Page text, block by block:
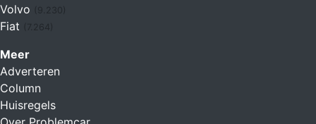
Volvo
Fiat (7.264)
Meer
Adverteren
Column
Huisregels